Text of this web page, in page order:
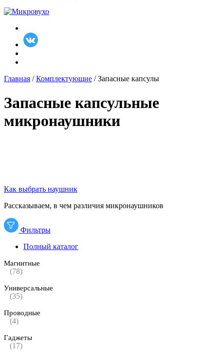
Главная /Комплектующие / Запасные капсулы
Запасные капсульные
микронаушники
Как выбрать наушник
Рассказываем, в чем различия микронаушников
Фильтры
Полный каталог
Магнитные
(78)
Универсальные
(35)
Проводные
(4)
Гаджеты
(17)